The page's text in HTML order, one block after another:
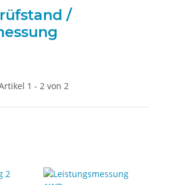
/
1 - 2 von 2